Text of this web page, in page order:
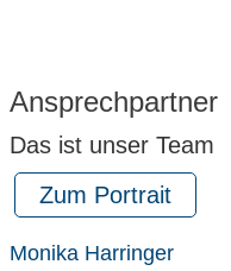
Ansprechpartner
Das ist unser Team
Zum Portrait
Monika Harringer